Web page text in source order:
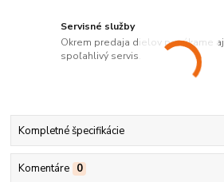
Servisné služby
Okrem predaja dielov ponúkame
spoľahlivý servis.
Kompletné špecifikácie
Komentáre 0